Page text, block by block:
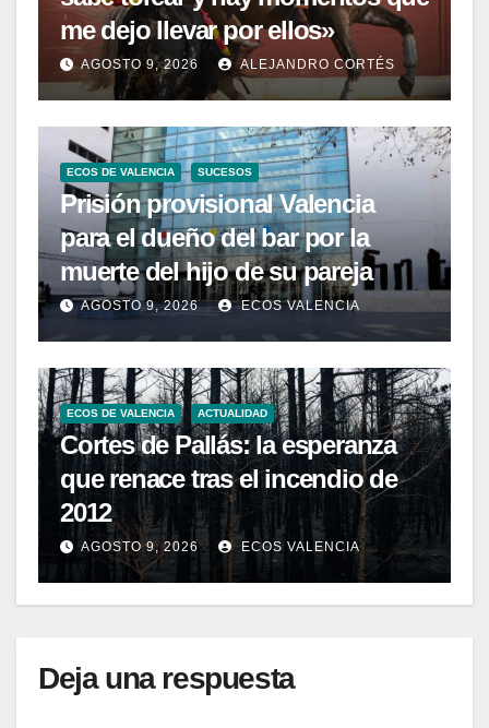
me dejo llevar por ellos»
AGOSTO 9, 2026 ALEJANDRO CORTÉS
ECOS DE VALENCIA SUCESOS
Prisión provisional Valencia
para el dueño del bar por la
muerte del hijo de su pareja
AGOSTO 9, 2026 ECOS VALENCIA
ECOS DE VALENCIA ACTUALIDAD
Cortes de Pallás: la esperanza
que renace tras el incendio de
2012
AGOSTO 9, 2026 ECOS VALENCIA
Deja una respuesta